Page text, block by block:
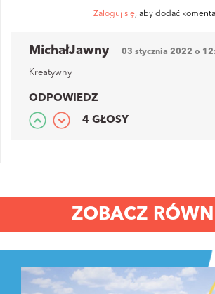
Zaloguj się, aby dodać
MichałJawny 03 stycznia 2022 o
Kreatywny
ODPOWIEDZ
4 GŁOSY
ZOBACZ